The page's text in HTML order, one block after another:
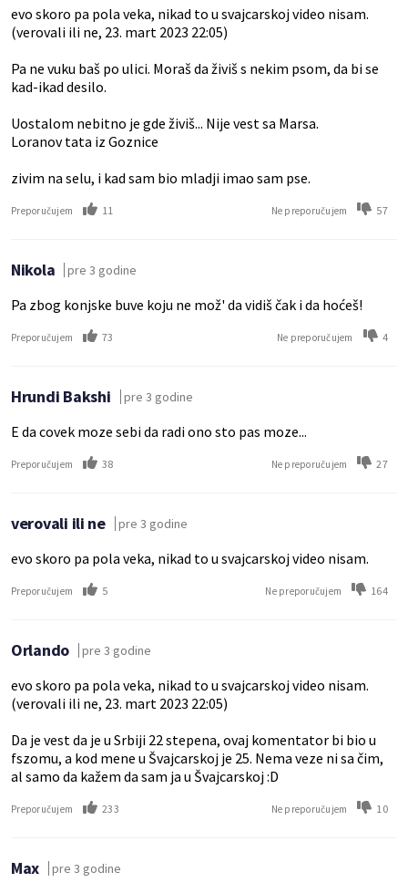
evo skoro pa pola veka, nikad to u svajcarskoj video nisam.
(verovali ili ne, 23. mart 2023 22:05)
Pa ne vuku baš po ulici. Moraš da živiš s nekim psom, da bi se
kad-ikad desilo.
Uostalom nebitno je gde živiš... Nije vest sa Marsa.
Loranov tata iz Goznice
zivim na selu, i kad sam bio mladji imao sam pse.
Preporučujem 11 Ne preporučujem 57
Nikola pre 3 godine
Pa zbog konjske buve koju ne mož' da vidiš čak i da hoćeš!
Preporučujem 73 Ne preporučujem 4
Hrundi Bakshi pre 3 godine
E da covek moze sebi da radi ono sto pas moze...
Preporučujem 38 Ne preporučujem 27
verovali ili ne pre 3 godine
evo skoro pa pola veka, nikad to u svajcarskoj video nisam.
Preporučujem 5 Ne preporučujem 164
Orlando pre 3 godine
evo skoro pa pola veka, nikad to u svajcarskoj video nisam.
(verovali ili ne, 23. mart 2023 22:05)
Da je vest da je u Srbiji 22 stepena, ovaj komentator bi bio u
fszomu, a kod mene u Švajcarskoj je 25. Nema veze ni sa čim,
al samo da kažem da sam ja u Švajcarskoj :D
Preporučujem 233 Ne preporučujem 10
Max pre 3 godine